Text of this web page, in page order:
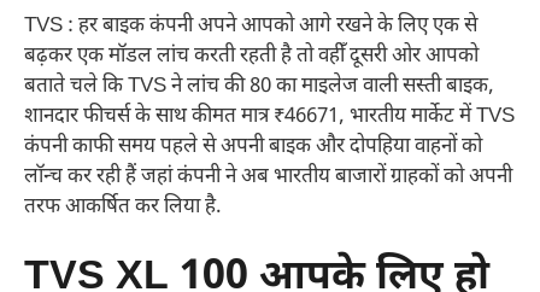
TVS : हर बाइक कंपनी अपने आपको आगे रखने के लिए एक से
बढ़कर एक मॉडल लांच करती रहती है तो वहीँ दूसरी ओर आपको
बताते चले कि TVS ने लांच की 80 का माइलेज वाली सस्ती बाइक,
शानदार फीचर्स के साथ कीमत मात्र ₹46671, भारतीय मार्केट में TVS
कंपनी काफी समय पहले से अपनी बाइक और दोपहिया वाहनों को
लॉन्च कर रही हैं जहां कंपनी ने अब भारतीय बाजारों ग्राहकों को अपनी
तरफ आकर्षित कर लिया है.
TVS XL 100 आपके लिए हो